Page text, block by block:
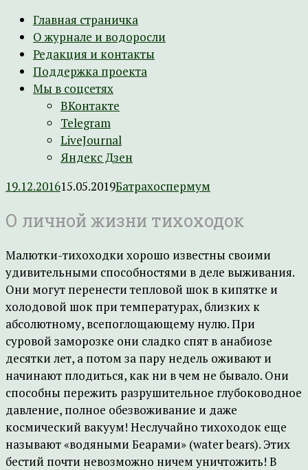
Главная страничка
О журнале и водоросли
Редакция и контакты
Поддержка проекта
Мы в соцсетях
ВКонтакте
Telegram
LiveJournal
Яндекс Дзен
19.12.201615.05.2019Батрахоспермум
О личной жизни тихоходок
Малютки-тихоходки хорошо известны своими
удивительными способностями в деле выживания.
Они могут перенести тепловой шок в кипятке и
холодовой шок при температурах, близких к
абсолютному, всепоглощающему нулю. При
суровой заморозке они сладко спят в анабиозе
десятки лет, а потом за пару недель оживают и
начинают плодиться, как ни в чем не бывало. Они
способны пережить разрушительное глубоководное
давление, полное обезвоживание и даже
космический вакуум! Неслучайно тихоходок еще
называют «водяными Беарами» (water bears). Этих
бестий почти невозможно ничем уничтожить! В